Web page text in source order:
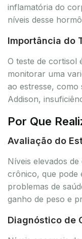
inflamatória do
níveis desse
Importância do
O teste de cortisol
monitorar uma
ao estresse, como
Addison,
Por Que
Avaliação do
Níveis elevados
crônico, que pode
problemas de
ganho de peso e
Diagnóstico de